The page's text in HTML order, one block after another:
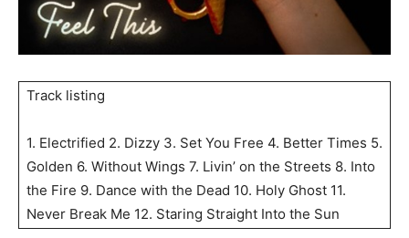
Track listing
1. Electrified 2. Dizzy 3. Set You Free 4. Better Times 5.
Golden 6. Without Wings 7. Livin’ on the Streets 8. Into
the Fire 9. Dance with the Dead 10. Holy Ghost 11.
Never Break Me 12. Staring Straight Into the Sun